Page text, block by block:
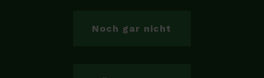
Noch gar nicht